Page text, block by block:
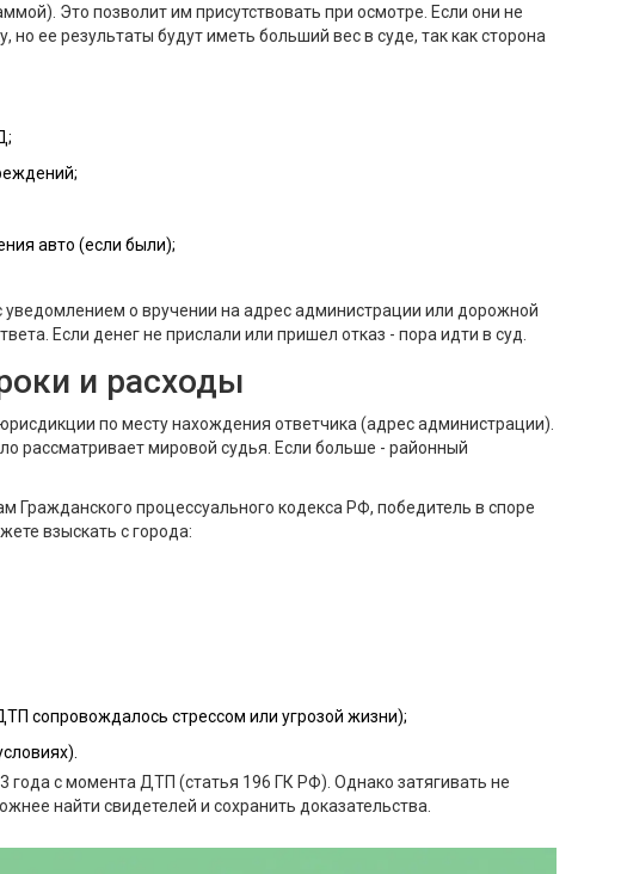
Это позволит им присутствовать при осмотре. Если они не
но ее результаты будут иметь больший вес в суде, так как сторона
авто (если были);
о вручении на адрес администрации или дорожной
Если денег не прислали или пришел отказ - пора идти в суд.
и расходы
по месту нахождения ответчика (адрес администрации).
рассматривает мировой судья. Если больше - районный
Гражданского процессуального кодекса РФ, победитель в споре
взыскать с города:
сопровождалось стрессом или угрозой жизни);
года с момента ДТП (статья 196 ГК РФ). Однако затягивать не
найти свидетелей и сохранить доказательства.